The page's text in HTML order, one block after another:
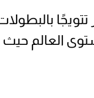
تتويجًا